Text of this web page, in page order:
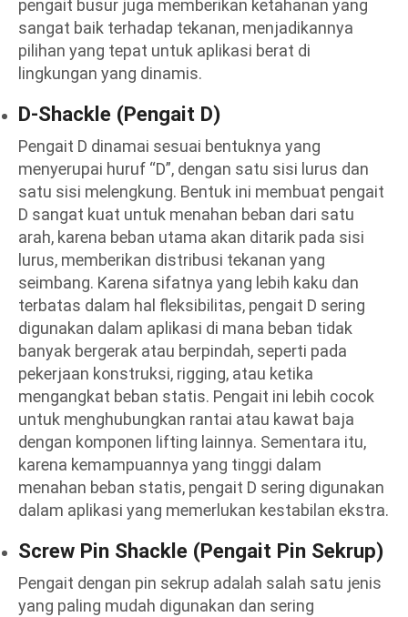
pengait busur juga memberikan ketahanan yang
sangat baik terhadap tekanan, menjadikannya
pilihan yang tepat untuk aplikasi berat di
lingkungan yang dinamis.
D-Shackle (Pengait D)
Pengait D dinamai sesuai bentuknya yang
menyerupai huruf “D”, dengan satu sisi lurus dan
satu sisi melengkung. Bentuk ini membuat pengait
D sangat kuat untuk menahan beban dari satu
arah, karena beban utama akan ditarik pada sisi
lurus, memberikan distribusi tekanan yang
seimbang. Karena sifatnya yang lebih kaku dan
terbatas dalam hal fleksibilitas, pengait D sering
digunakan dalam aplikasi di mana beban tidak
banyak bergerak atau berpindah, seperti pada
pekerjaan konstruksi, rigging, atau ketika
mengangkat beban statis. Pengait ini lebih cocok
untuk menghubungkan rantai atau kawat baja
dengan komponen lifting lainnya. Sementara itu,
karena kemampuannya yang tinggi dalam
menahan beban statis, pengait D sering digunakan
dalam aplikasi yang memerlukan kestabilan ekstra.
Screw Pin Shackle (Pengait Pin Sekrup)
Pengait dengan pin sekrup adalah salah satu jenis
yang paling mudah digunakan dan sering